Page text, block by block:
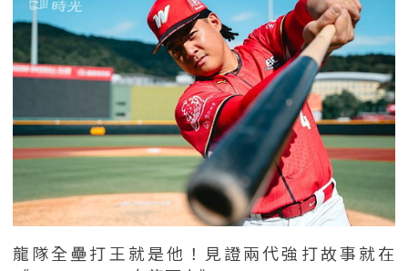
龍隊全壘打王就是他！見證兩代強打故事就在